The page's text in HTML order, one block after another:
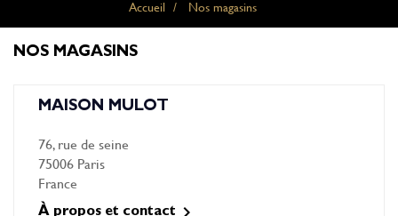
Accueil Nos magasins
NOS MAGASINS
MAISON MULOT
76, rue de seine
75006 Paris
France
À propos et contact